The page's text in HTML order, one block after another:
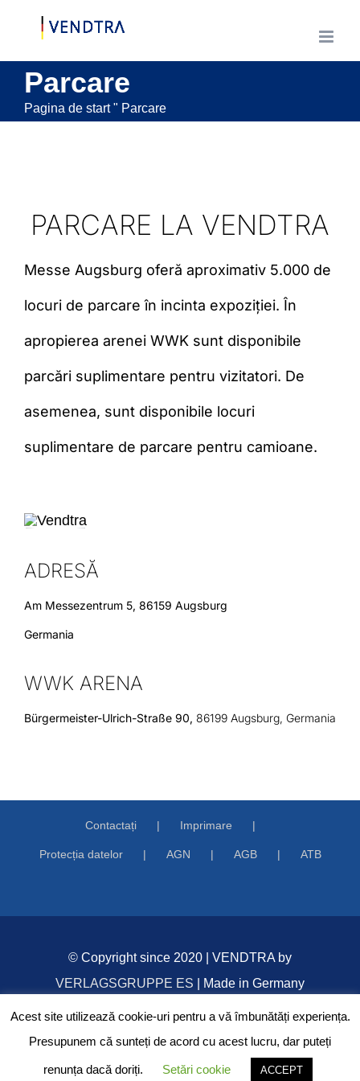
conținutParcare
Pagina de start" Parcare
PARCARE LA VENDTRA
Messe Augsburg oferă aproximativ 5.000 de
locuri de parcare în incinta expoziției. În
apropierea arenei WWK sunt disponibile
parcări suplimentare pentru vizitatori. De
asemenea, sunt disponibile locuri
suplimentare de parcare pentru camioane.
ADRESĂ
Am Messezentrum 5, 86159 Augsburg
Germania
WWK ARENA
Bürgermeister-Ulrich-Straße 90, 86199 Augsburg, Germania
Contactați Imprimare
Protecția datelor AGN AGB ATB
© Copyright since 2020 | VENDTRA by
VERLAGSGRUPPE ES | Made in Germany
Facebook
Acest site utilizează cookie-uri pentru a vă îmbunătăți experiența.
Presupunem că sunteți de acord cu acest lucru, dar puteți
renunța dacă doriți. Setări cookie ACCEPT